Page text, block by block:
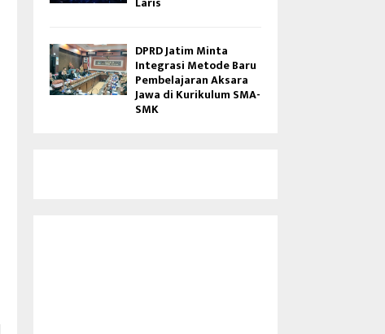
DPRD Jatim Minta
Integrasi Metode Baru
Pembelajaran Aksara
Jawa di Kurikulum SMA-
SMK